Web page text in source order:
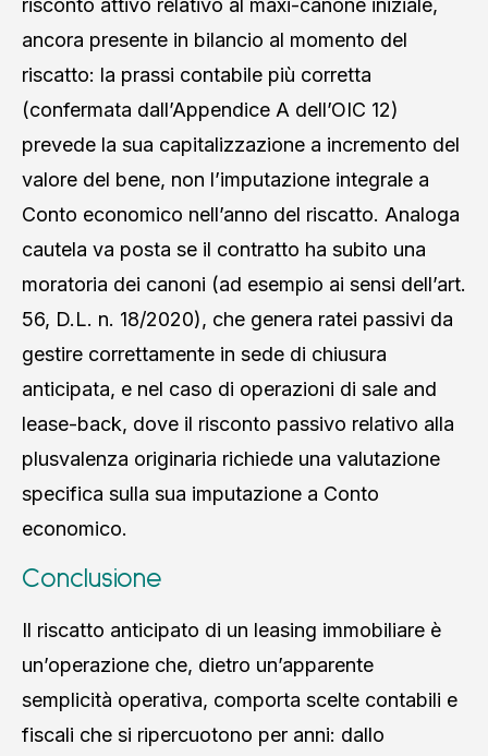
risconto attivo relativo al maxi-canone iniziale,
ancora presente in bilancio al momento del
riscatto: la prassi contabile più corretta
(confermata dall’Appendice A dell’OIC 12)
prevede la sua capitalizzazione a incremento del
valore del bene, non l’imputazione integrale a
Conto economico nell’anno del riscatto. Analoga
cautela va posta se il contratto ha subito una
moratoria dei canoni (ad esempio ai sensi dell’art.
56, D.L. n. 18/2020), che genera ratei passivi da
gestire correttamente in sede di chiusura
anticipata, e nel caso di operazioni di sale and
lease-back, dove il risconto passivo relativo alla
plusvalenza originaria richiede una valutazione
specifica sulla sua imputazione a Conto
economico.
Conclusione
Il riscatto anticipato di un leasing immobiliare è
un’operazione che, dietro un’apparente
semplicità operativa, comporta scelte contabili e
fiscali che si ripercuotono per anni: dallo